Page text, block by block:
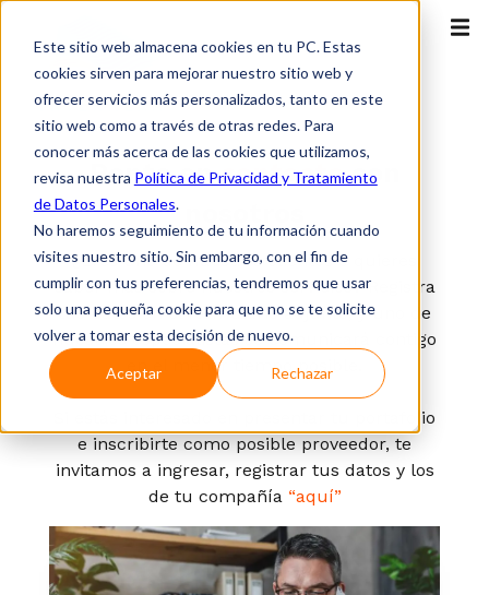
Este sitio web almacena cookies en tu PC. Estas
cookies sirven para mejorar nuestro sitio web y
ofrecer servicios más personalizados, tanto en este
sitio web como a través de otras redes. Para
conocer más acerca de las cookies que utilizamos,
revisa nuestra Política de Privacidad y Tratamiento
de Datos Personales.
No haremos seguimiento de tu información cuando
visites nuestro sitio. Sin embargo, con el fin de
cumplir con tus preferencias, tendremos que usar
solo una pequeña cookie para que no se te solicite
volver a tomar esta decisión de nuevo.
Aceptar Rechazar
Contáctanos
Ponte encontactocon
¿Eres uno de nuestros clientes o quieres
saber más sobre nuestros servicios? Registra
tus datos en el formulario adjunto, y uno de
nuestros especialistas se comunicará contigo
en el menor tiempo posible.
Si estás interesado en presentar tu portafolio
e inscribirte como posible proveedor, te
invitamos a ingresar, registrar tus datos y los
de tu compañía “aquí”